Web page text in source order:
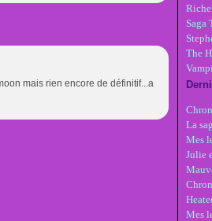
mais rien encore de définitif...a
Saga
The
La
Mes
Julie
Mes